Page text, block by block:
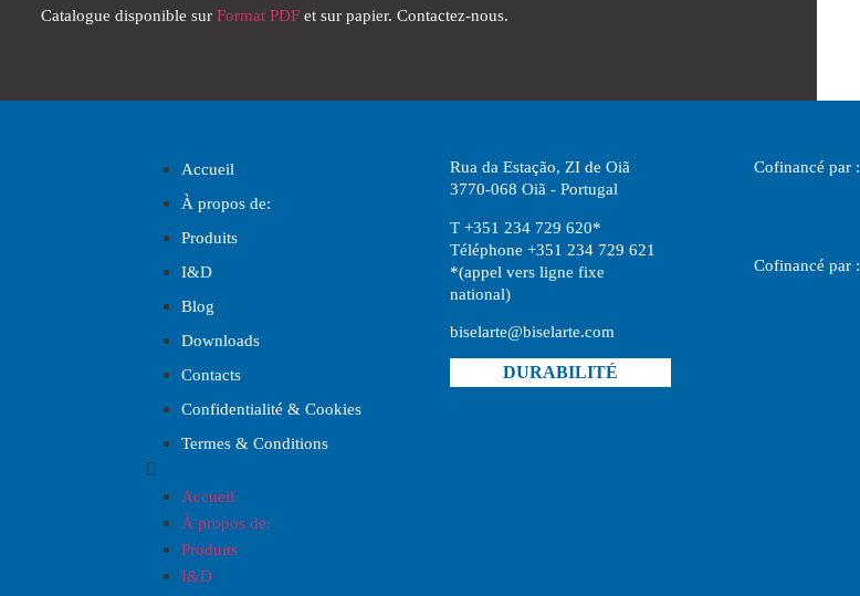
Catalogue disponible sur Format PDFet sur papier. Contactez-nous.
Accueil
À propos de:
Produits
I&D
Blog
Downloads
Contacts
Confidentialité & Cookies
Termes & Conditions
Accueil
À propos de:
Produits
I&D
Rua da Estação, ZI de Oiã
3770-068 Oiã - Portugal
T +351 234 729 620*
Téléphone +351 234 729 621
*(appel vers ligne fixe
national)
biselarte@biselarte.com
DURABILITÉ
Cofinancé par :
Cofinancé par :